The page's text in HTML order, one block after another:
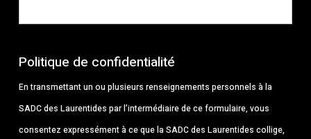
Politique de confidentialité
En transmettant un ou plusieurs renseignements personnels à la
SADC des Laurentides par l’intermédiaire de ce formulaire, vous
consentez expressément à ce que la SADC des Laurentides collige,